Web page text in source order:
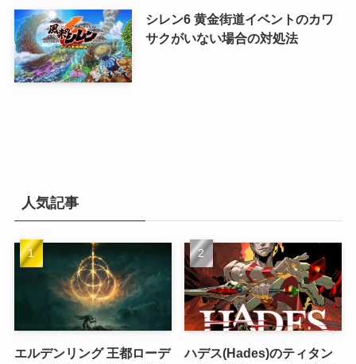
シレン6 黄金街道イベントのカワ
サクがいない場合の対処法
人気記事
エルデンリング 王都ローデ
ハデス(Hades)のティタン